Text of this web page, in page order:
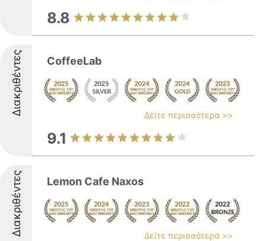
8.8
Διακριθέντες CoffeeLab
Δείτε περισσότερα >>
9.1
Διακριθέντες Lemon Cafe Naxos
Δείτε περισσότερα >>